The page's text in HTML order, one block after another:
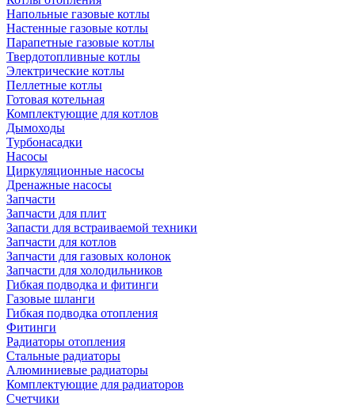
Напольные газовые котлы
Настенные газовые котлы
Парапетные газовые котлы
Твердотопливные котлы
Электрические котлы
Пеллетные котлы
Готовая котельная
Комплектующие для котлов
Дымоходы
Турбонасадки
Насосы
Циркуляционные насосы
Дренажные насосы
Запчасти
Запчасти для плит
Запасти для встраиваемой техники
Запчасти для котлов
Запчасти для газовых колонок
Запчасти для холодильников
Гибкая подводка и фитинги
Газовые шланги
Гибкая подводка отопления
Фитинги
Радиаторы отопления
Стальные радиаторы
Алюминиевые радиаторы
Комплектующие для радиаторов
Счетчики